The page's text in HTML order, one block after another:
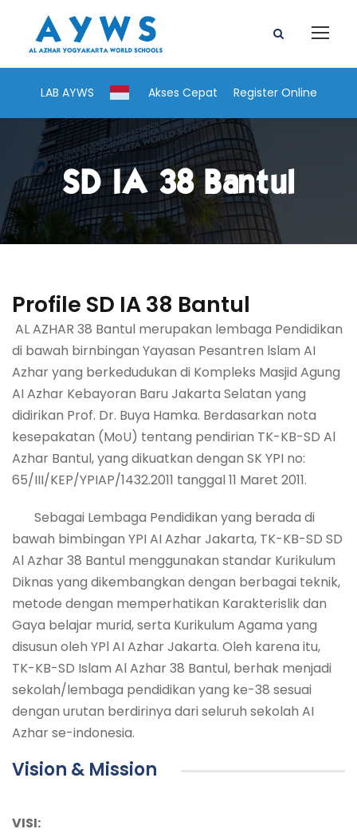
LAB AYWS Akses Cepat Register Online
SD IA 38 Bantul
Profile SD IA 38 Bantul
AL AZHAR 38 Bantul merupakan lembaga Pendidikan
di bawah birnbingan Yayasan Pesantren lslam AI
Azhar yang berkedudukan di Kompleks Masjid Agung
AI Azhar Kebayoran Baru Jakarta Selatan yang
didirikan Prof. Dr. Buya Hamka. Berdasarkan nota
kesepakatan (MoU) tentang pendirian TK-KB-SD Al
Azhar Bantul, yang dikuatkan dengan SK YPI no:
65/III/KEP/YPIAP/1432.2011 tanggal 11 Maret 2011.
Sebagai Lembaga Pendidikan yang berada di
bawah bimbingan YPI AI Azhar Jakarta, TK-KB-SD SD
Al Azhar 38 Bantul menggunakan standar Kurikulum
Diknas yang dikembangkan dengan berbagai teknik,
metode dengan memperhatikan Karakterislik dan
Gaya belajar murid, serta Kurikulum Agama yang
disusun oleh YPl AI Azhar Jakarta. Oleh karena itu,
TK-KB-SD Islam Al Azhar 38 Bantul, berhak menjadi
sekolah/lembaga pendidikan yang ke-38 sesuai
dengan urutan berdirinya dari seluruh sekolah AI
Azhar se-indonesia.
Vision & Mission
VISI: